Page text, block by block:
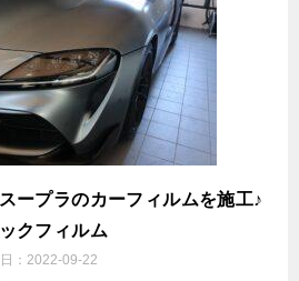
ープラのカーフィルムを施工♪
クフィルム
： 2022-09-22